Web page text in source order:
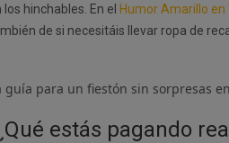
hinchables. En el Humor Amarillo en
de si necesitáis llevar ropa de
estás pagando